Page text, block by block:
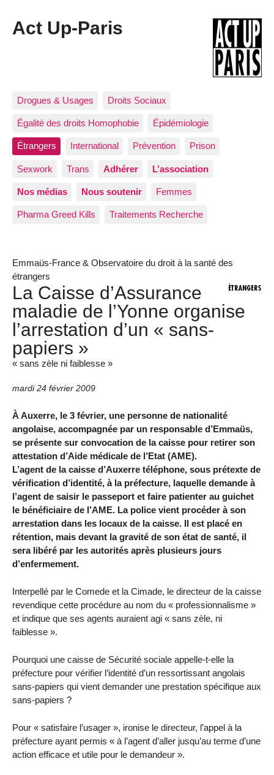
Act Up-Paris
Drogues & Usages Droits Sociaux
Égalité des droits Homophobie Épidémiologie
Étrangers International Prévention Prison
Sexwork Trans Adhérer L’association
Nos médias Nous soutenir Femmes
Pharma Greed Kills Traitements Recherche
Emmaüs-France & Observatoire du droit à la santé des
étrangers
La Caisse d’Assurance
maladie de l’Yonne organise
l’arrestation d’un « sans-
papiers »
« sans zèle ni faiblesse »
mardi 24 février 2009
À Auxerre, le 3 février, une personne de nationalité
angolaise, accompagnée par un responsable d’Emmaüs,
se présente sur convocation de la caisse pour retirer son
attestation d’Aide médicale de l’Etat (AME).
L’agent de la caisse d’Auxerre téléphone, sous prétexte de
vérification d’identité, à la préfecture, laquelle demande à
l’agent de saisir le passeport et faire patienter au guichet
le bénéficiaire de l’AME. La police vient procéder à son
arrestation dans les locaux de la caisse. Il est placé en
rétention, mais devant la gravité de son état de santé, il
sera libéré par les autorités après plusieurs jours
d’enfermement.
Interpellé par le Comede et la Cimade, le directeur de la caisse
revendique cette procédure au nom du « professionnalisme »
et indique que ses agents auraient agi « sans zèle, ni
faiblesse ».
Pourquoi une caisse de Sécurité sociale appelle-t-elle la
préfecture pour vérifier l’identité d’un ressortissant angolais
sans-papiers qui vient demander une prestation spécifique aux
sans-papiers ?
Pour « satisfaire l’usager », ironise le directeur, l’appel à la
préfecture ayant permis « à l’agent d’aller jusqu’au terme d’une
action efficace et utile pour le demandeur ».